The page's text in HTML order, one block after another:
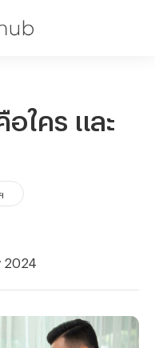
อใคร และ
2024